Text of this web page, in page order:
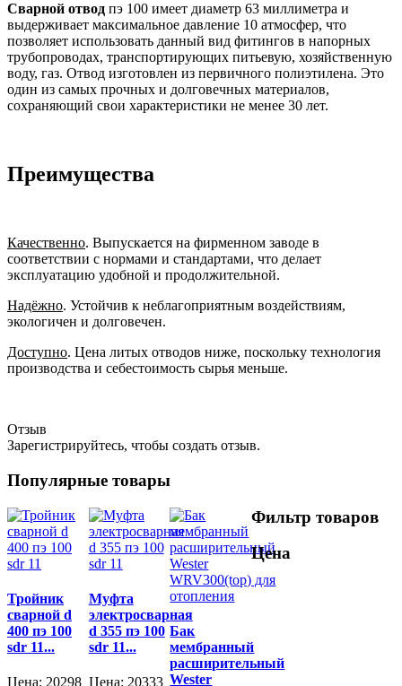
Сварной отвод пэ 100 имеет диаметр 63 миллиметра и
выдерживает максимальное давление 10 атмосфер, что
позволяет использовать данный вид фитингов в напорных
трубопроводах, транспортирующих питьевую, хозяйственную
воду, газ. Отвод изготовлен из первичного полиэтилена. Это
один из самых прочных и долговечных материалов,
сохраняющий свои характеристики не менее 30 лет.
Преимущества
Качественно. Выпускается на фирменном заводе в
соответствии с нормами и стандартами, что делает
эксплуатацию удобной и продолжительной.
Надёжно. Устойчив к неблагоприятным воздействиям,
экологичен и долговечен.
Доступно. Цена литых отводов ниже, поскольку технология
производства и себестоимость сырья меньше.
Отзыв
Зарегистрируйтесь, чтобы создать отзыв.
Популярные товары
Тройник
сварной d
400 пэ 100
sdr 11...
Цена: 20298
Муфта
электросварная
d 355 пэ 100
sdr 11...
Цена: 20333
Бак
мембранный
расширительный
Wester
Фильтр товаров
Цена